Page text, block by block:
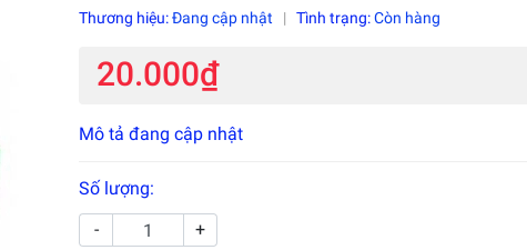
Thương hiệu:Đang cập nhật | Tình trạng:Còn hàng
20.000₫
Mô tả đang cập nhật
Số lượng:
-
+